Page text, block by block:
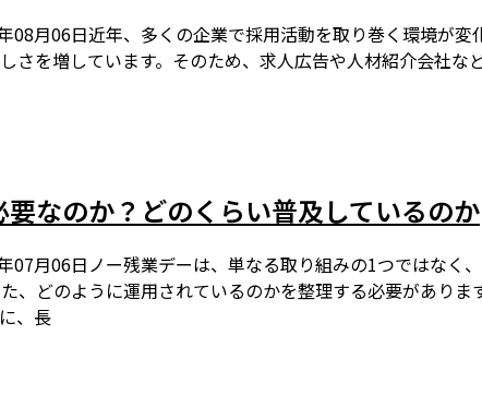
08月06日近年、多くの企業で採用活動を取り巻く環境が
さを増しています。そのため、求人広告や人材紹介会社
なのか？どのくらい普及しているのか
07月06日ノー残業デーは、単なる取り組みの1つではな
、どのように運用されているのかを整理する必要があり
、長